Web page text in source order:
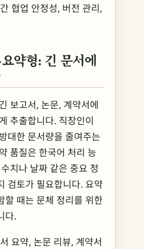
협업 안정성, 버전 관리,
약형: 긴 문서에
보고서, 논문, 계약서에
추출합니다. 직장인이
대한 문서량을 줄여주는
품질은 한국어 처리 능
치나 날짜 같은 중요 정
검토가 필요합니다. 요약
할 때는 문체 정리를 위한
다.
요약, 논문 리뷰, 계약서